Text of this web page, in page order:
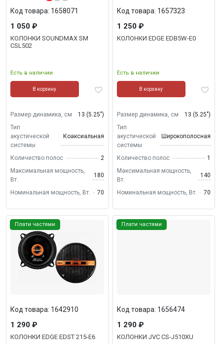
КОЛОНКИ SOUNDMAX SM
CSL502
Есть в наличии
Код товара: 1658071
1 050 ₽
В корзину
Размер динамика, см
13 (5.25")
Тип
акустической
системы
Коаксиальная
Количество полос
2
Максимальная мощность,
Вт.
180
Номинальная мощность, Вт. 70
КОЛОНКИ EDGE EDB5W-E0
Есть в наличии
Код товара: 1657323
1 250 ₽
В корзину
Размер динамика, см
13 (5.25")
Тип
акустической
системы
Широкополосная
Количество полос
1
Максимальная мощность,
Вт.
140
Номинальная мощность, Вт. 70
Плати частями
КОЛОНКИ EDGE EDST 215-E6
Код товара: 1642910
1 290 ₽
Плати частями
КОЛОНКИ JVC CS-J510XU
Код товара: 1656474
1 290 ₽